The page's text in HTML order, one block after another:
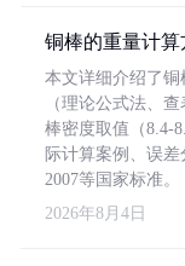
铜棒的重量计
本文详细介绍了
（理论公式法、
棒密度取值（8.4-
际计算案例、误
2007等国家标准。
2026年8月4日